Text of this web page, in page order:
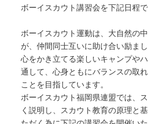
ボーイスカウト講習会を下記日程で
ボーイスカウト運動は、大自然の
が、仲間同士互いに助け合い励ま
心をかき立てる楽しいキャンプや
通して、心身ともにバランスの取
ことを目指しています。
ボーイスカウト福岡県連盟では、
く説明し、スカウト教育の原理と